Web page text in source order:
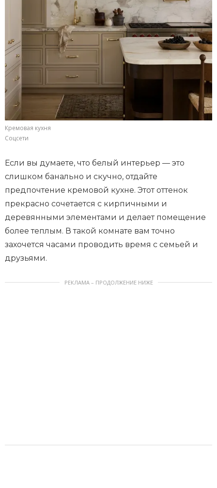
Кремовая кухня
Соцсети
Если вы думаете, что белый интерьер — это
слишком банально и скучно, отдайте
предпочтение кремовой кухне. Этот оттенок
прекрасно сочетается с кирпичными и
деревянными элементами и делает помещение
более теплым. В такой комнате вам точно
захочется часами проводить время с семьей и
друзьями.
РЕКЛАМА – ПРОДОЛЖЕНИЕ НИЖЕ